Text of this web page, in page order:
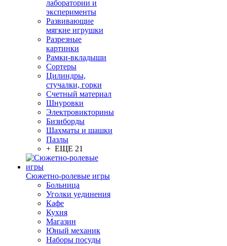
лаборатории и
эксперименты
Развивающие
мягкие игрушки
Разрезные
картинки
Рамки-вкладыши
Сортеры
Цилиндры,
стучалки, горки
Счетный материал
Шнуровки
Электровикторины
Бизиборды
Шахматы и шашки
Пазлы
+ ЕЩЕ 21
Сюжетно-ролевые игры
Больница
Уголки уединения
Кафе
Кухня
Магазин
Юный механик
Наборы посуды